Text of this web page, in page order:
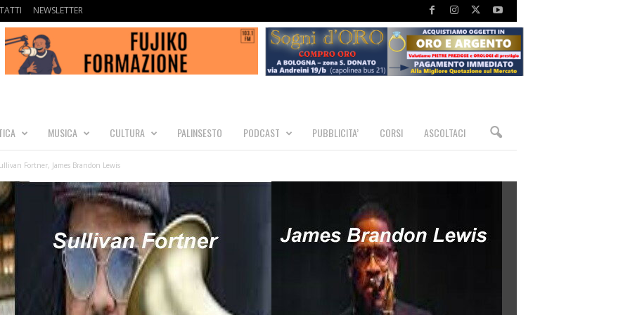
NEWSLETTER
MUSICA CULTURA PALINSESTO PODCAST PUBBLICITA’ CORSI ASCOLTACI
Fortner, James Brandon Lewis